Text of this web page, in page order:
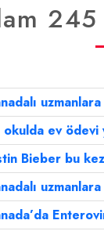
okulda ev ödevi
Bieber bu